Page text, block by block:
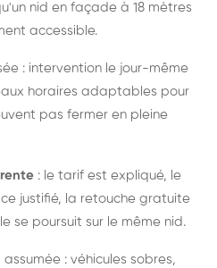
nid en façade à 18 mètres
accessible.
: intervention le jour-même
horaires adaptables pour
pas fermer en pleine
: le tarif est expliqué, le
justifié, la retouche gratuite
se poursuit sur le même nid.
assumée : véhicules sobres,